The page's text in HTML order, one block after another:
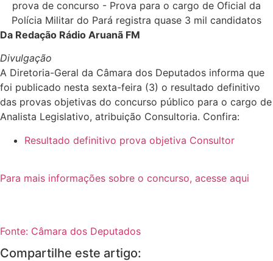
Da Redação Rádio Aruanã FM
Divulgação
A Diretoria-Geral da Câmara dos Deputados informa que
foi publicado nesta sexta-feira (3) o resultado definitivo
das provas objetivas do concurso público para o cargo de
Analista Legislativo, atribuição Consultoria. Confira:
Resultado definitivo prova objetiva Consultor
Para mais informações sobre o concurso, acesse aqui
Fonte: Câmara dos Deputados
Compartilhe este artigo: